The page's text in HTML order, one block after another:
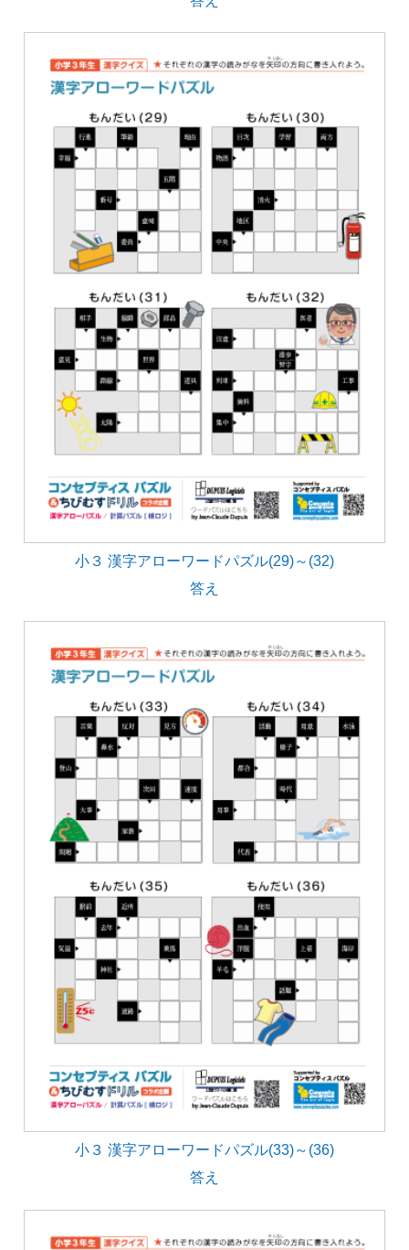
小３ 漢字アローワードパズル(29)～(32)
答え
小３ 漢字アローワードパズル(33)～(36)
答え